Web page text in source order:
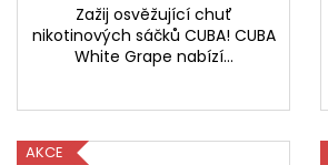
Zažij osvěžující chuť
nikotinových sáčků CUBA! CUBA
White Grape nabízí...
AKCE